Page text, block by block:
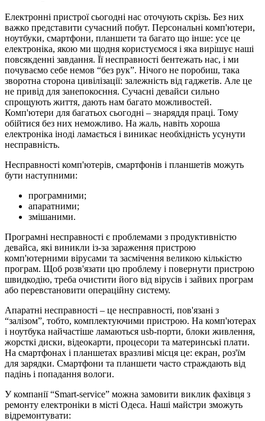
Електронні пристрої сьогодні нас оточують скрізь. Без них
важко представити сучасний побут. Персональні комп'ютери,
ноутбуки, смартфони, планшети та багато що інше: усе це
електроніка, якою ми щодня користуємося і яка вирішує наші
повсякденні завдання. Її несправності бентежать нас, і ми
почуваємо себе немов “без рук”. Нічого не поробиш, така
зворотна сторона цивілізації: залежність від гаджетів. Але це
не привід для занепокоєння. Сучасні девайси сильно
спрощують життя, дають нам багато можливостей.
Комп'ютери для багатьох сьогодні – знаряддя праці. Тому
обійтися без них неможливо. На жаль, навіть хороша
електроніка іноді ламається і виникає необхідність усунути
несправність.
Несправності комп'ютерів, смартфонів і планшетів можуть
бути наступними:
програмними;
апаратними;
змішаними.
Програмні несправності є проблемами з продуктивністю
девайса, які виникли із-за зараження пристрою
комп'ютерними вірусами та засмічення великою кількістю
програм. Щоб розв'язати цю проблему і повернути пристрою
швидкодію, треба очистити його від вірусів і зайвих програм
або перевстановити операційну систему.
Апаратні несправності – це несправності, пов'язані з
“залізом”, тобто, комплектуючими пристрою. На комп'ютерах
і ноутбука найчастіше ламаються usb-порти, блоки живлення,
жорсткі диски, відеокарти, процесори та материнські плати.
На смартфонах і планшетах вразливі місця це: екран, роз'їм
для зарядки. Смартфони та планшети часто страждають від
падінь і попадання вологи.
У компанії “Smart-service” можна замовити виклик фахівця з
ремонту електроніки в місті Одеса. Наші майстри зможуть
відремонтувати: